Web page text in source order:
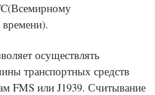
осуществлять
транспортных средств
FMS или J1939. Считывание